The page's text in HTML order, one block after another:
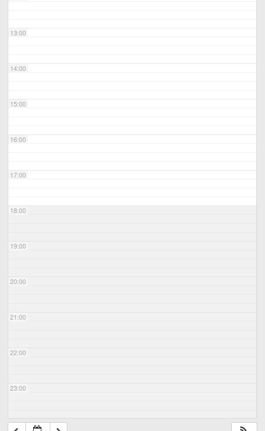
13:00
14:00
15:00
16:00
17:00
18:00
19:00
20:00
21:00
22:00
23:00